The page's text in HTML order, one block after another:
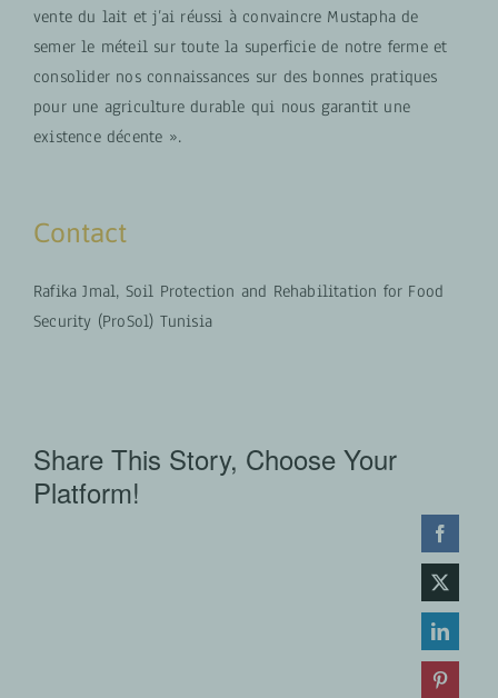
vente du lait et j’ai réussi à convaincre Mustapha de
semer le méteil sur toute la superficie de notre ferme et
consolider nos connaissances sur des bonnes pratiques
pour une agriculture durable qui nous garantit une
existence décente ».
Contact
Rafika Jmal, Soil Protection and Rehabilitation for Food
Security (ProSol) Tunisia
Share This Story, Choose Your
Platform!